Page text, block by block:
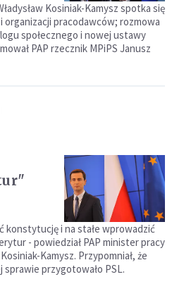
Kosiniak-Kamysz spotka się
pracodawców; rozmowa
społecznego i nowej ustawy
PAP rzecznik MPiPS Janusz
konstytucję i na stałe wprowadzić
- powiedział PAP minister pracy
Kamysz. Przypomniał, że
przygotowało PSL.